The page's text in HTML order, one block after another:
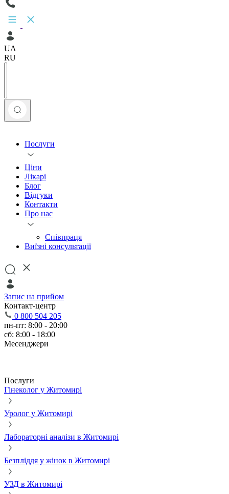
UA
RU
Послуги
Ціни
Лікарі
Блог
Відгуки
Контакти
Про нас
Співпраця
Виїзні консультації
Запис на прийом
Контакт-центр
0 800 504 205
пн-пт: 8:00 - 20:00
сб: 8:00 - 18:00
Месенджери
Послуги
Гінеколог у Житомирі
Уролог у Житомирі
Лабораторні аналізи в Житомирі
Безпліддя у жінок в Житомирі
УЗД в Житомирі